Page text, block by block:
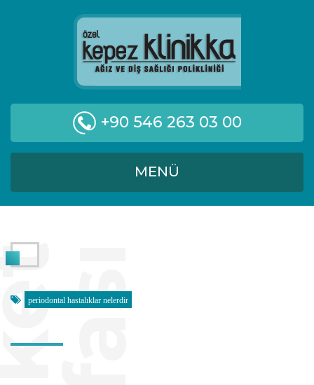
+90 546 263 03 00
MENÜ
periodontal hastalıklar nelerdir